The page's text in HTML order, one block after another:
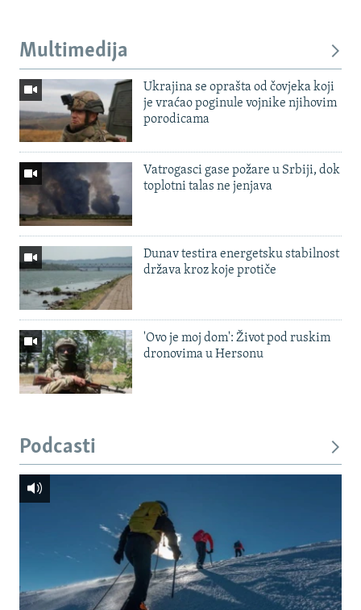
Multimedija
Ukrajina se oprašta od čovjeka koji
je vraćao poginule vojnike njihovim
porodicama
Vatrogasci gase požare u Srbiji, dok
toplotni talas ne jenjava
Dunav testira energetsku stabilnost
država kroz koje protiče
'Ovo je moj dom': Život pod ruskim
dronovima u Hersonu
Podcasti